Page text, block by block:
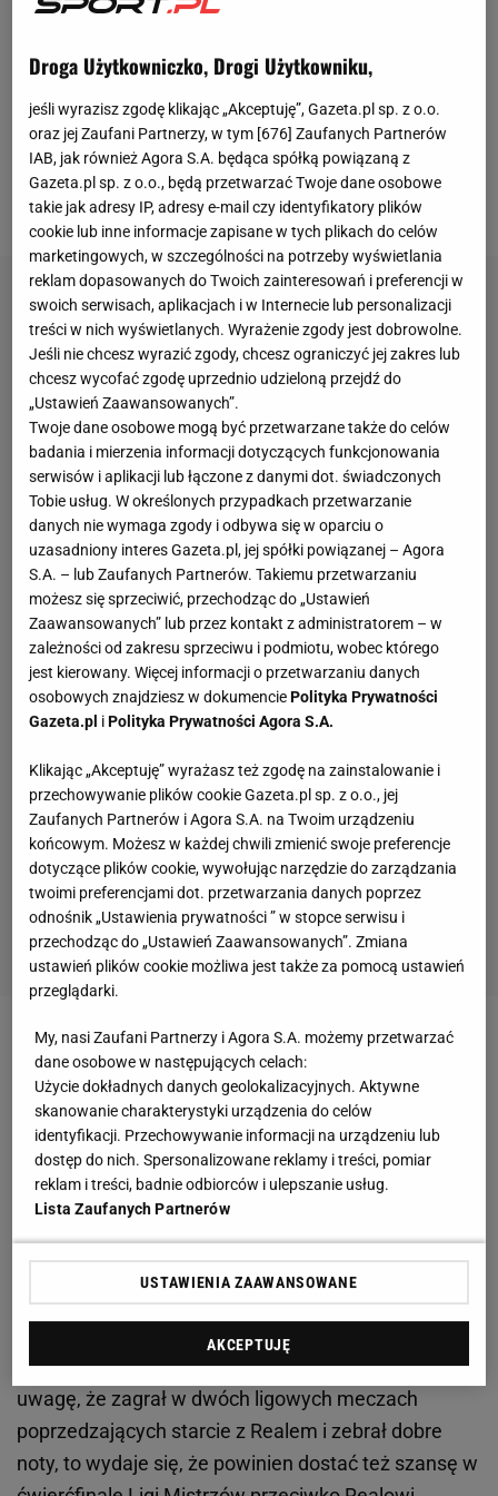
regularną grą. Dopiero w ostatnich dniach dostał
minutowy występ w meczu z FCFulham
następnie zagrał 90 minut w spotkaniu z Evertonem
(1:1).Reprezentant Polski wykorzystał te okazje, a w
tym drugim spotkaniu został nawet wybrany
najlepszym zawodnikiem.
Zobacz wideoTo oni pokonali Marcina Najmana i
zabrali mu pas! Dwóch na jednego
Kiwior zagra z Realem Madryt? Angielskie media są
pewne
Polak wskoczył do wyjściowego składu dzięki
kontuzji Gabriela Magalhaesa. Brazylijczyk w tym
sezonie już nie zagra. A to oznacza, że przed
Kiwiorem pojawiła się szansa, żeby do końca sezonu
być kluczowym zawodnikiem Arsenalu. Biorąc pod
uwagę, że zagrał w dwóch ligowych meczach
poprzedzających starcie z Realem i zebrał dobre
noty, to wydaje się, że powinien dostać też szansę w
Droga Użytkowniczko, Drogi Użytkowniku,
jeśli wyrazisz zgodę klikając „Akceptuję”, Gazeta.pl sp. z o.o.
oraz jej Zaufani Partnerzy, w tym [676] Zaufanych Partnerów
IAB, jak również Agora S.A. będąca spółką powiązaną z
Gazeta.pl sp. z o.o., będą przetwarzać Twoje dane osobowe
takie jak adresy IP, adresy e-mail czy identyfikatory plików
cookie lub inne informacje zapisane w tych plikach do celów
marketingowych, w szczególności na potrzeby wyświetlania
reklam dopasowanych do Twoich zainteresowań i preferencji w
swoich serwisach, aplikacjach i w Internecie lub personalizacji
treści w nich wyświetlanych. Wyrażenie zgody jest dobrowolne.
Jeśli nie chcesz wyrazić zgody, chcesz ograniczyć jej zakres lub
chcesz wycofać zgodę uprzednio udzieloną przejdź do
„Ustawień Zaawansowanych”.
Twoje dane osobowe mogą być przetwarzane także do celów
badania i mierzenia informacji dotyczących funkcjonowania
serwisów i aplikacji lub łączone z danymi dot. świadczonych
Tobie usług. W określonych przypadkach przetwarzanie
danych nie wymaga zgody i odbywa się w oparciu o
uzasadniony interes Gazeta.pl, jej spółki powiązanej – Agora
S.A. – lub Zaufanych Partnerów. Takiemu przetwarzaniu
możesz się sprzeciwić, przechodząc do „Ustawień
Zaawansowanych” lub przez kontakt z administratorem – w
zależności od zakresu sprzeciwu i podmiotu, wobec którego
jest kierowany. Więcej informacji o przetwarzaniu danych
osobowych znajdziesz w dokumenciePolityka Prywatności
Gazeta.pl iPolityka Prywatności Agora S.A.
Klikając „Akceptuję” wyrażasz też zgodę na zainstalowanie i
przechowywanie plików cookie Gazeta.pl sp. z o.o., jej
Zaufanych Partnerów i Agora S.A. na Twoim urządzeniu
końcowym. Możesz w każdej chwili zmienić swoje preferencje
dotyczące plików cookie, wywołując narzędzie do zarządzania
twoimi preferencjami dot. przetwarzania danych poprzez
odnośnik „Ustawienia prywatności ” w stopce serwisu i
przechodząc do „Ustawień Zaawansowanych”. Zmiana
ustawień plików cookie możliwa jest także za pomocą ustawień
przeglądarki.
My, nasi Zaufani Partnerzy i Agora S.A. możemy przetwarzać
dane osobowe w następujących celach:
Użycie dokładnych danych geolokalizacyjnych. Aktywne
skanowanie charakterystyki urządzenia do celów
identyfikacji. Przechowywanie informacji na urządzeniu lub
dostęp do nich. Spersonalizowane reklamy i treści, pomiar
reklam i treści, badnie odbiorców i ulepszanie usług.
Lista Zaufanych Partnerów
USTAWIENIA ZAAWANSOWANE
AKCEPTUJĘ